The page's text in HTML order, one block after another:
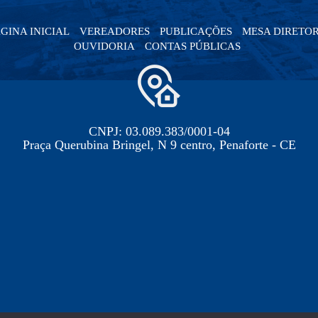
INICIAL VEREADORES PUBLICAÇÕES
MESA
OUVIDORIA
CONTAS PÚBLICAS
CNPJ: 03.089.383/0001-04
Praça Querubina Bringel, N 9 centro, Penaforte - CE